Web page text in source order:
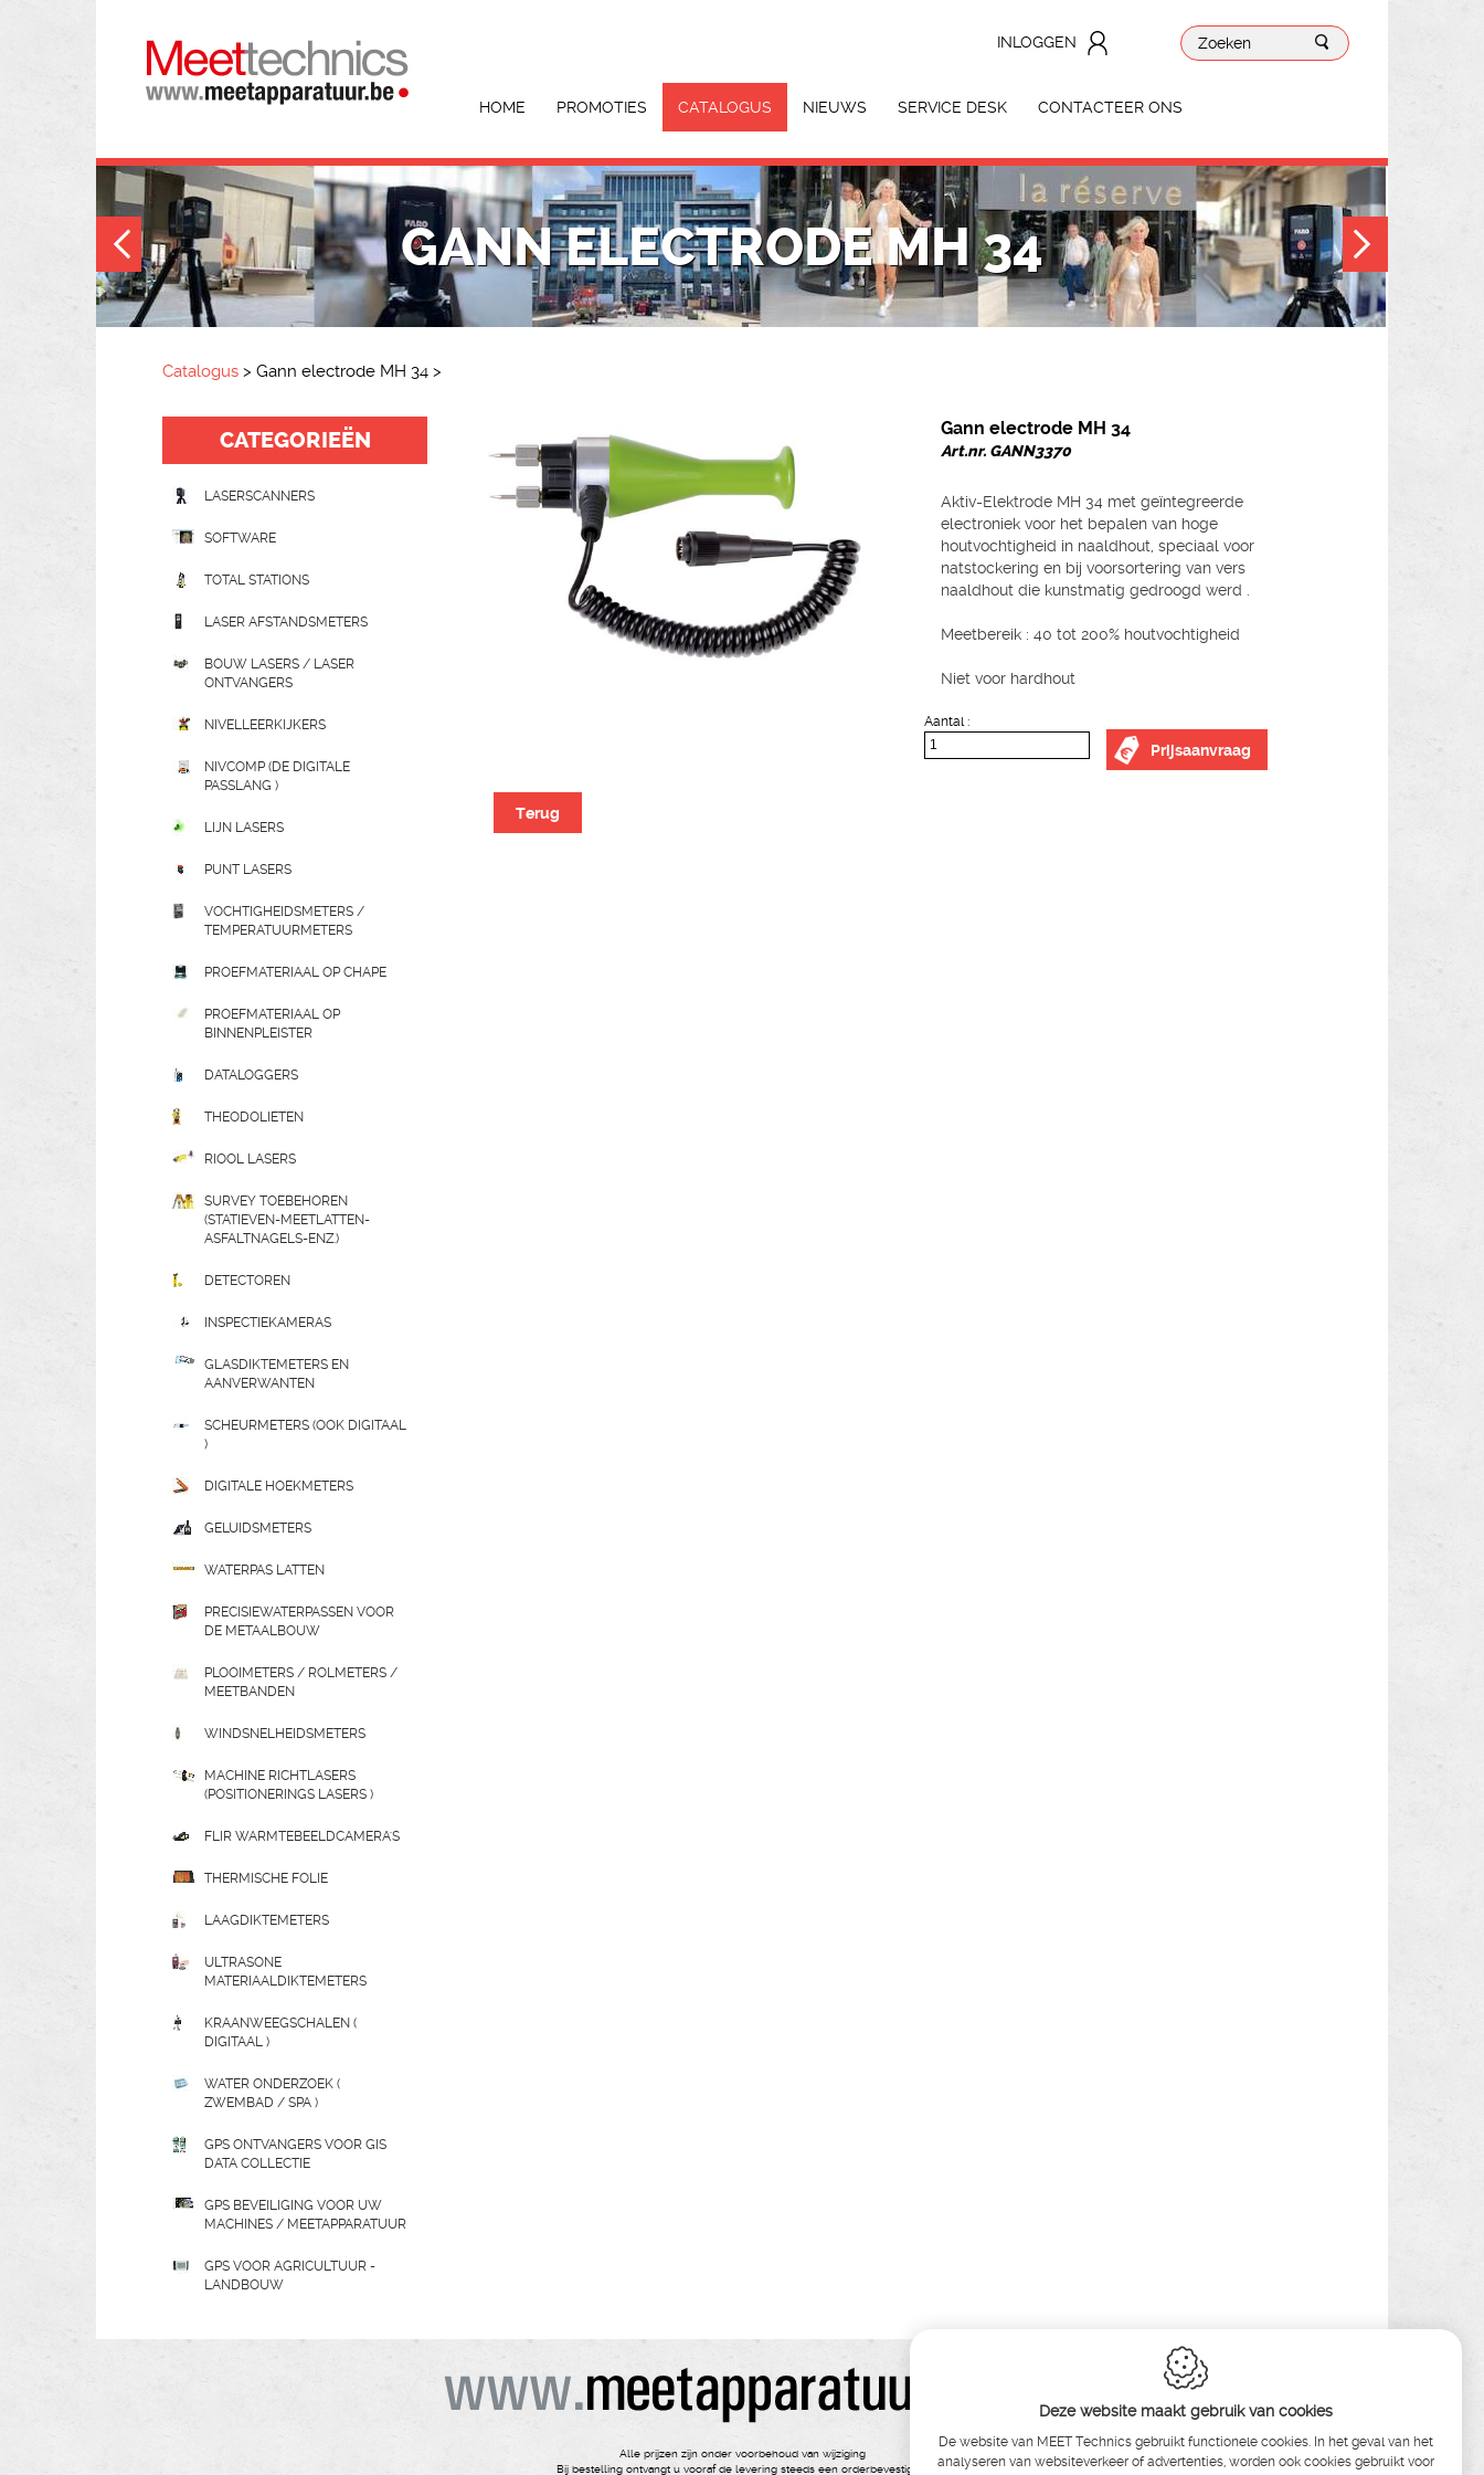
INLOGGEN
HOME PROMOTIES CATALOGUS NIEUWS SERVICE DESK CONTACTEER ONS
GANN ELECTRODE MH 34
Catalogus > Gann electrode MH 34 >
CATEGORIEËN
LASERSCANNERS
SOFTWARE
TOTAL STATIONS
LASER AFSTANDSMETERS
BOUW LASERS / LASER
ONTVANGERS
NIVELLEERKIJKERS
NIVCOMP (DE DIGITALE
PASSLANG )
LIJN LASERS
PUNT LASERS
VOCHTIGHEIDSMETERS /
TEMPERATUURMETERS
PROEFMATERIAAL OP CHAPE
PROEFMATERIAAL OP
BINNENPLEISTER
DATALOGGERS
THEODOLIETEN
RIOOL LASERS
SURVEY TOEBEHOREN
(STATIEVEN-MEETLATTEN-
ASFALTNAGELS-ENZ.)
DETECTOREN
INSPECTIEKAMERAS
GLASDIKTEMETERS EN
AANVERWANTEN
SCHEURMETERS (OOK DIGITAAL
)
DIGITALE HOEKMETERS
GELUIDSMETERS
WATERPAS LATTEN
PRECISIEWATERPASSEN VOOR
DE METAALBOUW
PLOOIMETERS / ROLMETERS /
MEETBANDEN
WINDSNELHEIDSMETERS
MACHINE RICHTLASERS
(POSITIONERINGS LASERS )
FLIR WARMTEBEELDCAMERA'S
THERMISCHE FOLIE
LAAGDIKTEMETERS
ULTRASONE
MATERIAALDIKTEMETERS
KRAANWEEGSCHALEN (
DIGITAAL )
WATER ONDERZOEK (
ZWEMBAD / SPA )
GPS ONTVANGERS VOOR GIS
DATA COLLECTIE
GPS BEVEILIGING VOOR UW
MACHINES / MEETAPPARATUUR
GPS VOOR AGRICULTUUR -
LANDBOUW
Gann electrode MH 34
Art.nr. GANN3370
Aktiv-Elektrode MH 34 met geïntegreerde
electroniek voor het bepalen van hoge
houtvochtigheid in naaldhout, speciaal voor
natstockering en bij voorsortering van vers
naaldhout die kunstmatig gedroogd werd .
Meetbereik : 40 tot 200% houtvochtigheid
Niet voor hardhout
Aantal :
Prijsaanvraag
Terug
Alle prijzen zijn onder voorbehoud van wijziging
Bij bestelling ontvangt u vooraf de levering steeds een orderbevestiging
Deze website maakt gebruik van cookies
De website van MEET Technics gebruikt functionele cookies. In het geval van het
analyseren van websiteverkeer of advertenties, worden ook cookies gebruikt voor